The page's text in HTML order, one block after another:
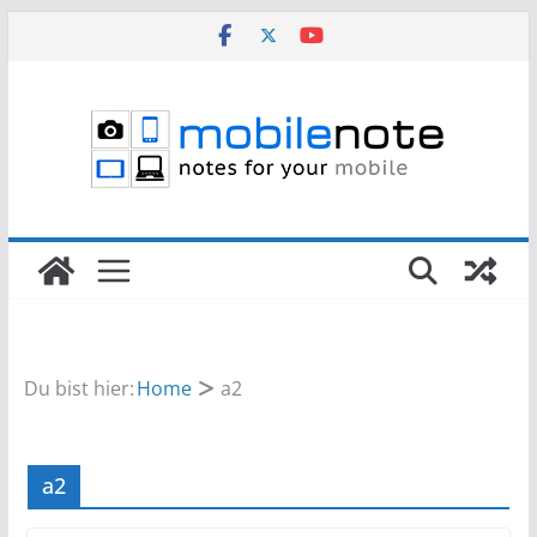
Du bist hier:Home a2
a2